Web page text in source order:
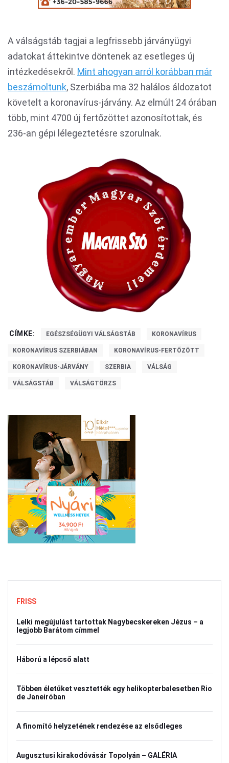
A válságstáb tagjai a legfrissebb járványügyi
adatokat áttekintve döntenek az esetleges új
intézkedésekről. Mint ahogyan arról korábban már
beszámoltunk, Szerbiába ma 32 halálos áldozatot
követelt a koronavírus-járvány. Az elmúlt 24 órában
több, mint 4700 új fertőzöttet azonosítottak, és
236-an gépi lélegeztetésre szorulnak.
CÍMKE: EGÉSZSÉGÜGYI VÁLSÁGSTÁB KORONAVÍRUS
KORONAVÍRUS SZERBIÁBAN KORONAVÍRUS-FERTŐZÖTT
KORONAVÍRUS-JÁRVÁNY SZERBIA VÁLSÁG
VÁLSÁGSTÁB VÁLSÁGTÖRZS
FRISS
Lelki megújulást tartottak Nagybecskereken Jézus – a
legjobb Barátom címmel
Háború a lépcső alatt
Többen életüket vesztették egy helikopterbalesetben Rio
de Janeiróban
A finomító helyzetének rendezése az elsődleges
Augusztusi kirakodóvásár Topolyán – GALÉRIA